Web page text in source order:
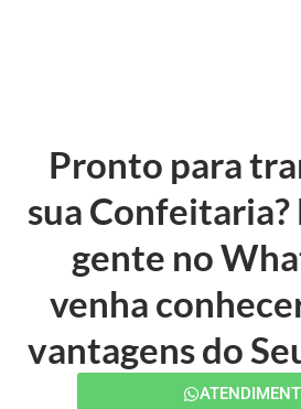
Pronto para
sua Confeitaria?
gente no
venha
vantagens do